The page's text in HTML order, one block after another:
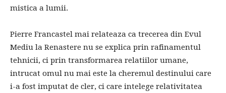
mistica a lumii.
Pierre Francastel mai relateaza ca trecerea din Evul
Mediu la Renastere nu se explica prin rafinamentul
tehnicii, ci prin transformarea relatiilor umane,
intrucat omul nu mai este la cheremul destinului care
i-a fost imputat de cler, ci care intelege relativitatea